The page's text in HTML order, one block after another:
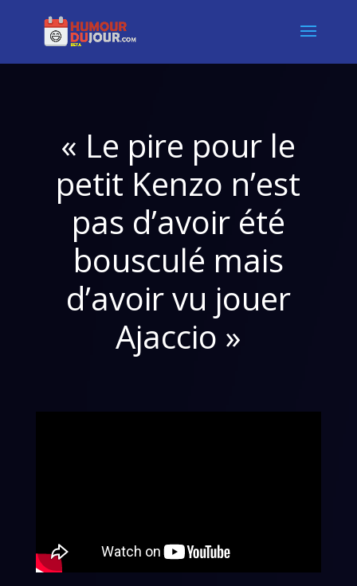
« Le pire pour le
petit Kenzo n’est
pas d’avoir été
bousculé mais
d’avoir vu jouer
Ajaccio »